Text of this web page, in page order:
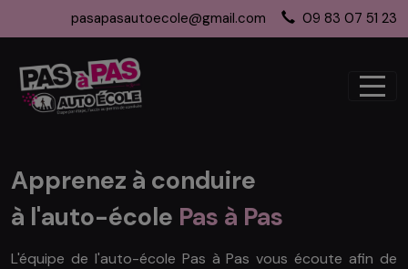
Panneau de gestion des cookies
pasapasautoecole@gmail.com 09 83 07 51 23
Apprenez à conduire
à l'auto-école Pas à Pas
L'équipe de l'auto-école Pas à Pas vous écoute afin de